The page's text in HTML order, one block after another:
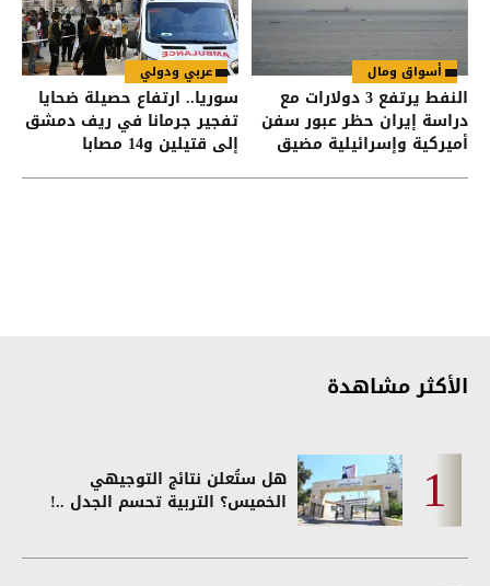
أسواق ومال
النفط يرتفع 3 دولارات مع
دراسة إيران حظر عبور سفن
أميركية وإسرائيلية مضيق
عربي ودولي
سوريا.. ارتفاع حصيلة ضحايا
تفجير جرمانا في ريف دمشق
إلى قتيلين و14 مصابا
الأكثر مشاهدة
هل ستُعلن نتائج التوجيهي
الخميس؟ التربية تحسم الجدل ..!